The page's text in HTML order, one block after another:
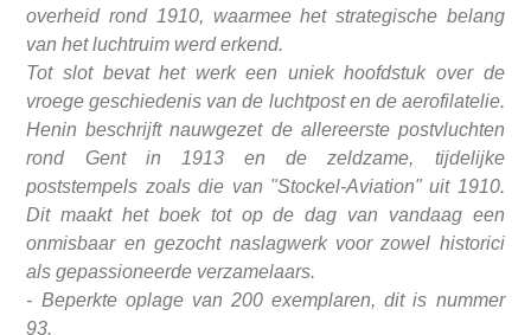
overheid rond 1910, waarmee het strategische belang
van het luchtruim werd erkend.
Tot slot bevat het werk een uniek hoofdstuk over de
vroege geschiedenis van de luchtpost en de aerofilatelie.
Henin beschrijft nauwgezet de allereerste postvluchten
rond Gent in 1913 en de zeldzame, tijdelijke
poststempels zoals die van "Stockel-Aviation" uit 1910.
Dit maakt het boek tot op de dag van vandaag een
onmisbaar en gezocht naslagwerk voor zowel historici
als gepassioneerde verzamelaars.
- Beperkte oplage van 200 exemplaren, dit is nummer
93.